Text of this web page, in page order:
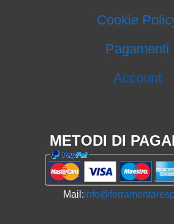
Cookie
Pagamenti
Account
METODI DI
Mail: